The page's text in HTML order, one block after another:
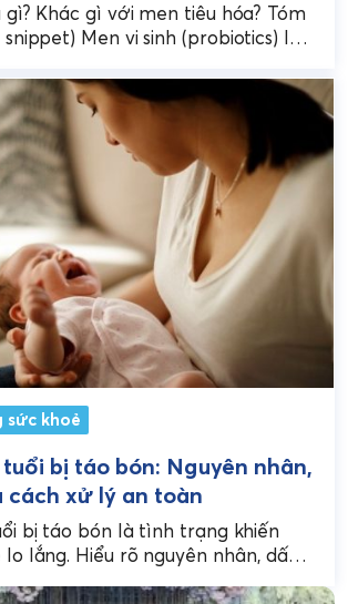
gì? Khác gì với men tiêu hóa? Tóm
Men vi sinh (probiotics) là
sức khoẻ
bị táo bón: Nguyên nhân,
cách xử lý an toàn
bị táo bón là tình trạng khiến
lo lắng. Hiểu rõ nguyên nhân, dấu